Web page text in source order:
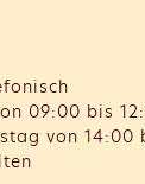
09:00 bis
von 14:00